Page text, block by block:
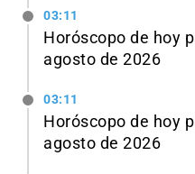
03:11
Horóscopo de hoy
agosto de 2026
03:11
Horóscopo de hoy
agosto de 2026